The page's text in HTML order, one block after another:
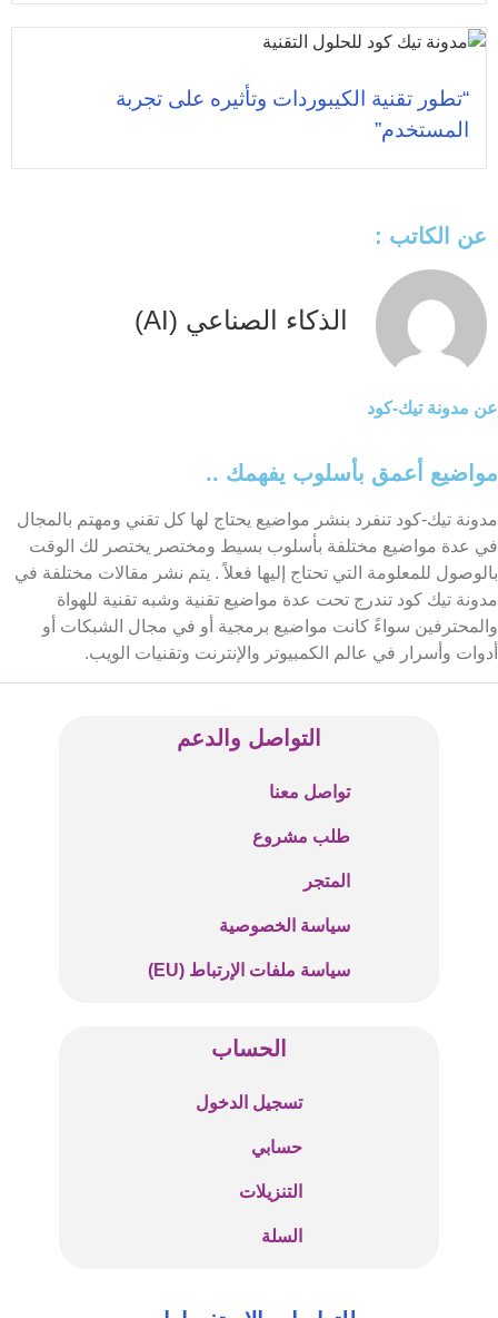
“تطور تقنية الكيبوردات وتأثيره على تجربة
المستخدم”
عن الكاتب :
الذكاء الصناعي (AI)
عن مدونة تيك-كود
مواضيع أعمق بأسلوب يفهمك ..
مدونة تيك-كود تنفرد بنشر مواضيع يحتاج لها كل تقني ومهتم بالمجال
في عدة مواضيع مختلفة بأسلوب بسيط ومختصر يختصر لك الوقت
بالوصول للمعلومة التي تحتاج إليها فعلاً . يتم نشر مقالات مختلفة في
مدونة تيك كود تندرج تحت عدة مواضيع تقنية وشبه تقنية للهواة
والمحترفين سواءً كانت مواضيع برمجية أو في مجال الشبكات أو
أدوات وأسرار في عالم الكمبيوتر والإنترنت وتقنيات الويب.
التواصل والدعم
تواصل معنا
طلب مشروع
المتجر
سياسة الخصوصية
سياسة ملفات الإرتباط (EU)
الحساب
تسجيل الدخول
حسابي
التنزيلات
السلة